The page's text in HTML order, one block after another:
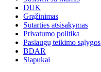
DUK
Grąžinimas
Sutarties atsisakymas
Privatumo politika
Paslaugų teikimo sąlygos
BDAR
Slapukai